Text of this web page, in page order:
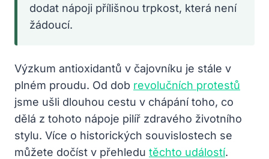
dodat nápoji přílišnou trpkost, která není
žádoucí.
Výzkum antioxidantů v čajovníku je stále v
plném proudu. Od dob revolučních protestů
jsme ušli dlouhou cestu v chápání toho, co
dělá z tohoto nápoje pilíř zdravého životního
stylu. Více o historických souvislostech se
můžete dočíst v přehledu těchto událostí.